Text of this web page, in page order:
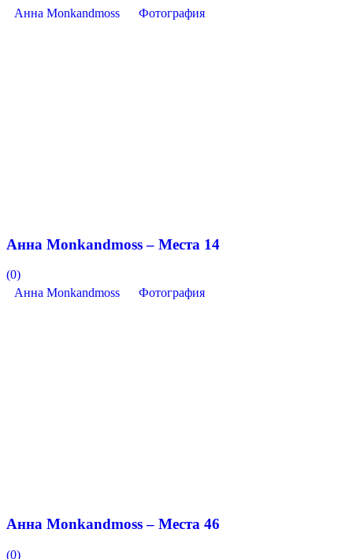
Анна Monkandmoss
Фотография
Анна Monkandmoss – Места 14
(0)
Анна Monkandmoss
Фотография
Анна Monkandmoss – Места 46
(0)